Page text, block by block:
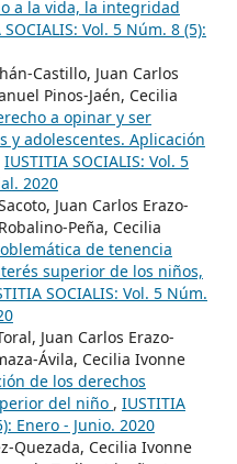
a la vida, la integridad
SOCIALIS: Vol. 5 Núm. 8 (5):
Castillo, Juan Carlos
Pinos-Jaén, Cecilia
a opinar y ser
y adolescentes. Aplicación
IUSTITIA SOCIALIS: Vol. 5
2020
Juan Carlos Erazo-
Peña, Cecilia
de tenencia
superior de los niños,
SOCIALIS: Vol. 5 Núm.
Juan Carlos Erazo-
Ávila, Cecilia Ivonne
de los derechos
del niño , IUSTITIA
Enero - Junio. 2020
Quezada, Cecilia Ivonne